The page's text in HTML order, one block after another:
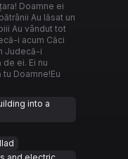
Doamne ei
Au lăsat un
Au vândut tot
i acum Căci
Judecă-i
ei. Ei nu
Doamne!Eu
into a